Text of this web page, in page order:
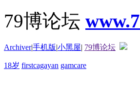
79博论坛
Archiver|手机版|小黑屋| 79博论坛
18岁 firstcagayan gamcare